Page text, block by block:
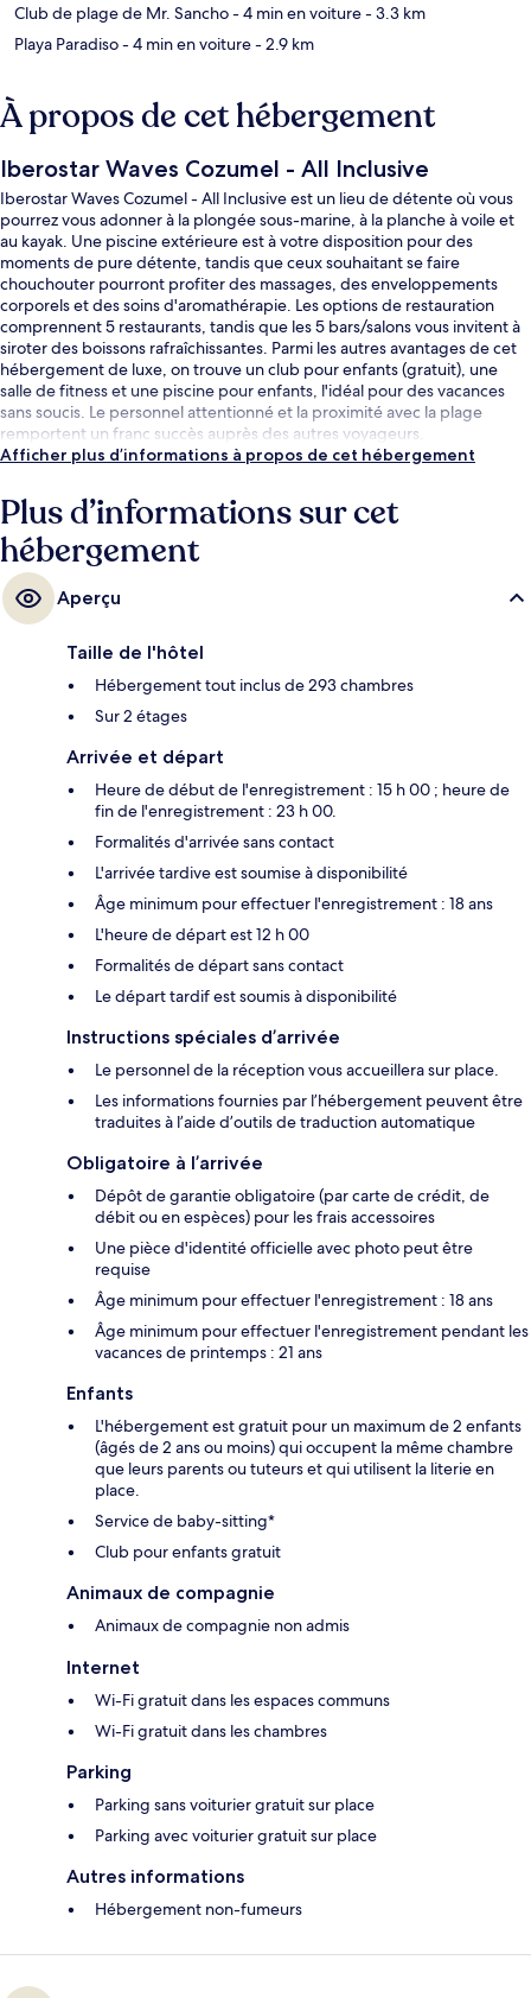
Club de plage de Mr. Sancho- 4 min en voiture- 3.3 km
Playa Paradiso- 4 min en voiture- 2.9 km
À propos de cet hébergement
Iberostar Waves Cozumel - All Inclusive
Iberostar Waves Cozumel - All Inclusive est un lieu de détente où vous
pourrez vous adonner à la plongée sous-marine, à la planche à voile et
au kayak. Une piscine extérieure est à votre disposition pour des
moments de pure détente, tandis que ceux souhaitant se faire
chouchouter pourront profiter des massages, des enveloppements
corporels et des soins d'aromathérapie. Les options de restauration
comprennent 5 restaurants, tandis que les 5 bars/salons vous invitent à
siroter des boissons rafraîchissantes. Parmi les autres avantages de cet
hébergement de luxe, on trouve un club pour enfants (gratuit), une
salle de fitness et une piscine pour enfants, l'idéal pour des vacances
sans soucis. Le personnel attentionné et la proximité avec la plage
remportent un franc succès auprès des autres voyageurs.
Afficher plus d’informations à propos de cet hébergement
Plus d’informations sur cet
hébergement
Aperçu
Taille de l'hôtel
Hébergement tout inclus de 293 chambres
Sur 2 étages
Arrivée et départ
Heure de début de l'enregistrement : 15 h 00 ; heure de
fin de l'enregistrement : 23 h 00.
Formalités d'arrivée sans contact
L'arrivée tardive est soumise à disponibilité
Âge minimum pour effectuer l'enregistrement : 18 ans
L'heure de départ est 12 h 00
Formalités de départ sans contact
Le départ tardif est soumis à disponibilité
Instructions spéciales d’arrivée
Le personnel de la réception vous accueillera sur place.
Les informations fournies par l’hébergement peuvent être
traduites à l’aide d’outils de traduction automatique
Obligatoire à l’arrivée
Dépôt de garantie obligatoire (par carte de crédit, de
débit ou en espèces) pour les frais accessoires
Une pièce d'identité officielle avec photo peut être
requise
Âge minimum pour effectuer l'enregistrement : 18 ans
Âge minimum pour effectuer l'enregistrement pendant les
vacances de printemps : 21 ans
Enfants
L'hébergement est gratuit pour un maximum de 2 enfants
(âgés de 2 ans ou moins) qui occupent la même chambre
que leurs parents ou tuteurs et qui utilisent la literie en
place.
Service de baby-sitting*
Club pour enfants gratuit
Animaux de compagnie
Animaux de compagnie non admis
Internet
Wi-Fi gratuit dans les espaces communs
Wi-Fi gratuit dans les chambres
Parking
Parking sans voiturier gratuit sur place
Parking avec voiturier gratuit sur place
Autres informations
Hébergement non-fumeurs